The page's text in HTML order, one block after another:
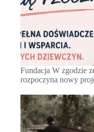
Fundacja W zgodzie
rozpoczyna nowy